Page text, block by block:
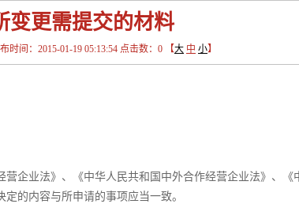
变更需提交的材料
间：2015-01-19 05:13:54 点击数： 0 【大 中 小】
企业法》、《中华人民共和国中外合作经营企业法》、《
的内容与所申请的事项应当一致。